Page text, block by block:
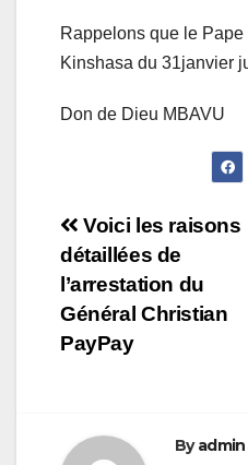
Rappelons que le
Kinshasa du 31janvier
Don de Dieu MBAVU
Navigation
de
l’article
Voici les raisons
détaillées de
l’arrestation du
Général Christian
PayPay
Byadmin